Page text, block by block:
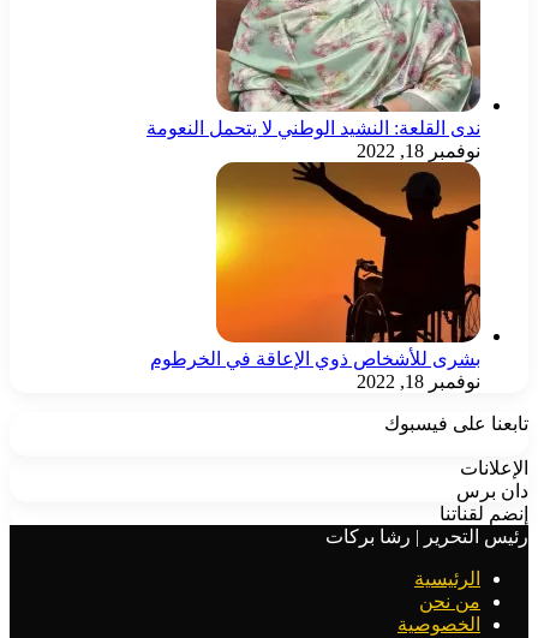
ندى القلعة: النشيد الوطني لا يتحمل النعومة
نوفمبر 18, 2022
بشرى للأشخاص ذوي الإعاقة في الخرطوم
نوفمبر 18, 2022
تابعنا على فيسبوك
الإعلانات
دان برس
إنضم لقناتنا
رئيس التحرير | رشا بركات
الرئيسية
من نحن
الخصوصية